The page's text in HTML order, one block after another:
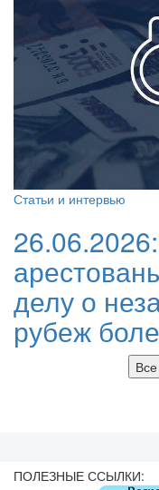
Статьи и интервью
26.06.2026:
делу о
рубеж
ПОЛЕЗНЫЕ ССЫЛКИ: